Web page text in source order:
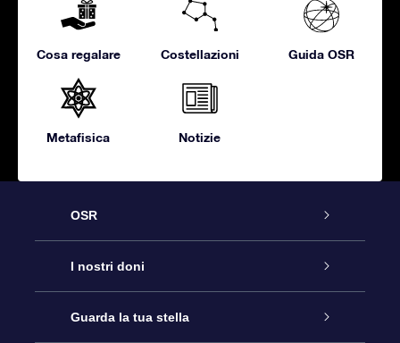
Cosa regalare Costellazioni Guida OSR
Metafisica Notizie
OSR
Assistenza
Contattaci
I nostri doni
Online Star Gift
Guarda la tua stella